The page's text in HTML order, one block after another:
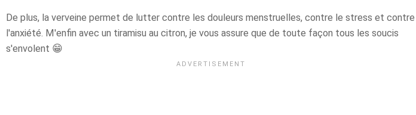
De plus, la verveine permet de lutter contre les douleurs menstruelles, contre le stress et contre
l'anxiété. M'enfin avec un tiramisu au citron, je vous assure que de toute façon tous les soucis
s'envolent 😁